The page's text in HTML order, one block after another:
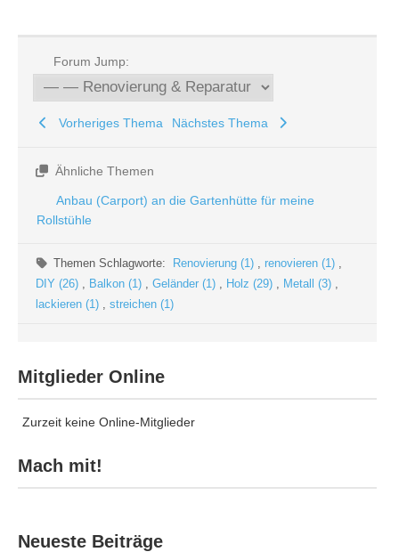
Forum Jump:
Vorheriges Thema Nächstes Thema
Ähnliche Themen
Anbau (Carport) an die Gartenhütte für meine
Rollstühle
Themen Schlagworte: Renovierung (1) renovieren (1)
DIY (26)
Balkon (1) Geländer (1) Holz (29) Metall (3)
lackieren (1)
streichen (1)
Mitglieder Online
Zurzeit keine Online-Mitglieder
Mach mit!
Neueste Beiträge